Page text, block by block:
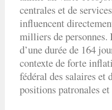
centrales et de
influencent
milliers de personnes.
d’une durée de 164
contexte de forte
fédéral des salaires et
positions patronales